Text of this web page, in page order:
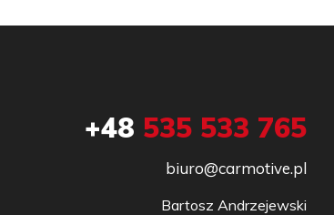
+48 535 533 765
biuro@carmotive.pl
Bartosz Andrzejewski